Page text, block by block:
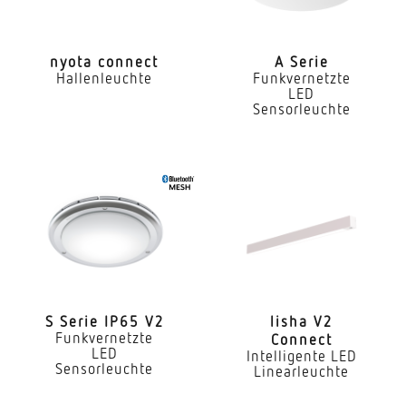
Direkt-/Indirektanteile separat regelbar
Farbabweichung LED
SDCM3
Farbwiedergabeindex CRI
Art der Verdrahtung
geeignet für Durchgangsverdrahtung
nyota connect
Hallenleuchte
A Serie
Funkvernetzte
LED
Sensorleuchte
S Serie IP65 V2
Funkvernetzte
LED
Sensorleuchte
lisha V2
Connect
Intelligente LED
Linearleuchte